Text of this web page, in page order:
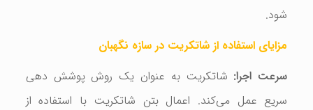
شود.
مزایای استفاده از شاتکریت درسازه نگهبان
سرعت اجرا: شاتکریت به عنوان یک روش پوشش دهی
سریع عمل می‌کند. اعمال بتن شاتکریت با استفاده از